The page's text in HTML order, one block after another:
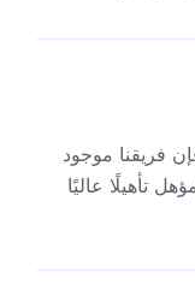
فريقنا موجود
تأهيلًا عاليًا